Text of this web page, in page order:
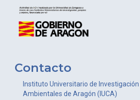
Contacto
Instituto Universitario de Investigación
Ambientales de Aragón (IUCA)